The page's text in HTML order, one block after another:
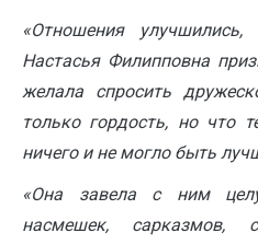
«Отношения улучшились,
Настасья Филипповна
желала спросить
только гордость, но что
ничего и не могло быть
«Она завела с ним
насмешек, сарказмов,